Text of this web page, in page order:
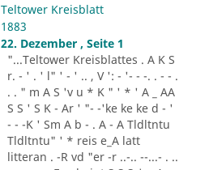
Teltower Kreisblatt
1883
22. Dezember , Seite 1
"...Teltower Kreisblattes . A K S
r. - ' . ' l" ' - ' .. , V ': - '- - -. . - - .
. . " m A S 'v u * K " ' * ' A _ AA
S S ' S K - Ar ' "- -'ke ke ke d - '
- - -K ' Sm A b - . A - A Tldltntu
Tldltntu" ' * reis e_A latt
litteran . -R vd "er -r ..-.. --...- . ..